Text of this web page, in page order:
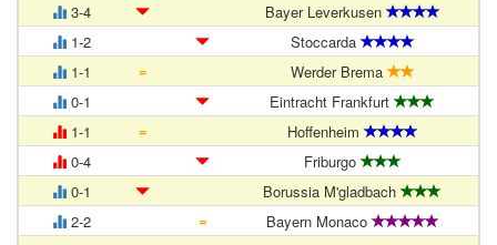
3-4
Bayer Leverkusen
1-2
Stoccarda
1-1
=
Werder Brema
0-1
Eintracht Frankfurt
1-1
=
Hoffenheim
0-4
Friburgo
0-1
Borussia M'gladbach
2-2
=
Bayern Monaco